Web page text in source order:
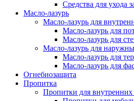
Средства для ухода
Масло-лазурь
Масло-лазурь для
Масло-лазурь для
Масло-лазурь для
Масло-лазурь для
Масло-лазурь для
Масло-лазурь для
Огнебиозащита
Пропитка
Пропитки для внутренних